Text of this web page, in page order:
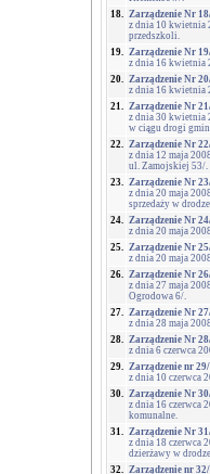
18. Zarządzenie Nr
z dnia 10 kwietnia
przedszkoli.
19. Zarządzenie Nr
z dnia 16 kwietnia
20. Zarządzenie Nr
z dnia 16 kwietnia
21. Zarządzenie Nr
z dnia 30 kwietnia
w ciągu drogi
22. Zarządzenie Nr
z dnia 12 maja
ul. Zamojskiej 53/.
23. Zarządzenie Nr
z dnia 20 maja
sprzedaży w
24. Zarządzenie Nr
z dnia 20 maja
25. Zarządzenie Nr
z dnia 20 maja
26. Zarządzenie Nr
z dnia 27 maja
Ogrodowa 6/.
27. Zarządzenie Nr
z dnia 28 maja
28. Zarządzenie Nr
z dnia 6 czerwca
29. Zarządzenie nr
z dnia 10 czerwca
30. Zarządzenie Nr
z dnia 16 czerwca
komunalne.
31. Zarządzenie Nr
z dnia 18 czerwca
dzierżawy w
32. Zarządzenie nr